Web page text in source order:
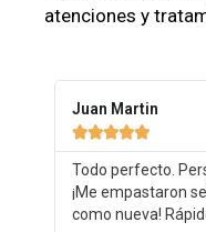
atenciones y
Juan Martin

Todo perfecto.
¡Me empastaron
como nueva!